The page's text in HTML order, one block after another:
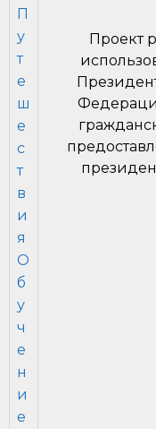
П
у
т
е
ш
е
с
т
в
и
я
О
б
у
ч
е
н
и
е
Проект